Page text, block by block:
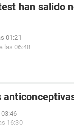
han salido
01:21
las 06:48
16:30